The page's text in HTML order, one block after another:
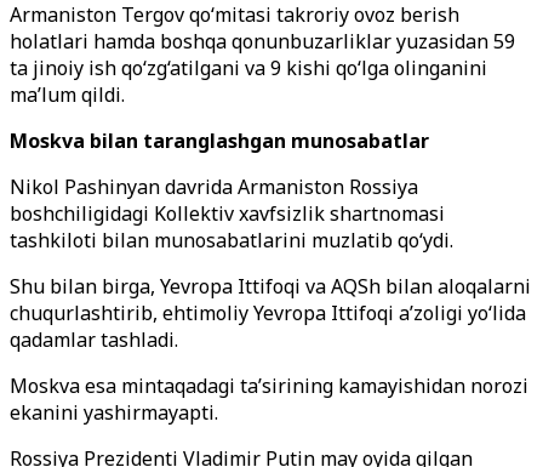
Armaniston Tergov qo‘mitasi takroriy ovoz berish
holatlari hamda boshqa qonunbuzarliklar yuzasidan 59
ta jinoiy ish qo‘zg‘atilgani va 9 kishi qo‘lga olinganini
ma’lum qildi.
Moskva bilan taranglashgan munosabatlar
Nikol Pashinyan davrida Armaniston Rossiya
boshchiligidagi Kollektiv xavfsizlik shartnomasi
tashkiloti bilan munosabatlarini muzlatib qo‘ydi.
Shu bilan birga, Yevropa Ittifoqi va AQSh bilan aloqalarni
chuqurlashtirib, ehtimoliy Yevropa Ittifoqi a’zoligi yo‘lida
qadamlar tashladi.
Moskva esa mintaqadagi ta’sirining kamayishidan norozi
ekanini yashirmayapti.
Rossiya Prezidenti Vladimir Putin may oyida qilgan